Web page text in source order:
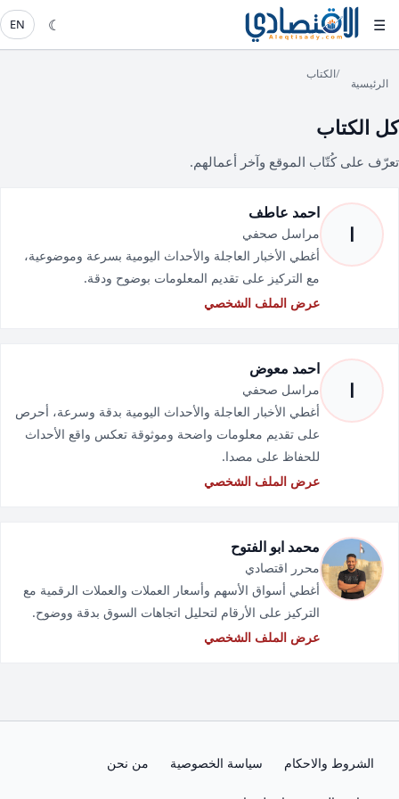
☰
☾
EN
الرئيسية
/الكتاب
كل الكتاب
تعرّف على كُتّاب الموقع وآخر أعمالهم.
ا
احمد عاطف
مراسل صحفي
أغطي الأخبار العاجلة والأحداث اليومية بسرعة وموضوعية،
مع التركيز على تقديم المعلومات بوضوح ودقة.
عرض الملف الشخصي
ا
احمد معوض
مراسل صحفي
أغطي الأخبار العاجلة والأحداث اليومية بدقة وسرعة، أحرص
على تقديم معلومات واضحة وموثوقة تعكس واقع الأحداث
للحفاظ على مصدا.
عرض الملف الشخصي
محمد ابو الفتوح
محرر اقتصادي
أغطي أسواق الأسهم وأسعار العملات والعملات الرقمية مع
التركيز على الأرقام لتحليل اتجاهات السوق بدقة ووضوح.
عرض الملف الشخصي
الشروط والاحكام سياسة الخصوصية من نحن